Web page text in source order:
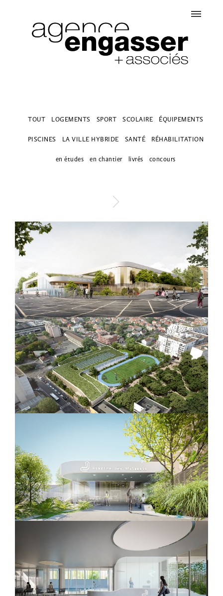
TOUT LOGEMENTS SPORT SCOLAIRE ÉQUIPEMENTS
PISCINES LA VILLE HYBRIDE SANTÉ RÉHABILITATION
en études en chantier livrés concours